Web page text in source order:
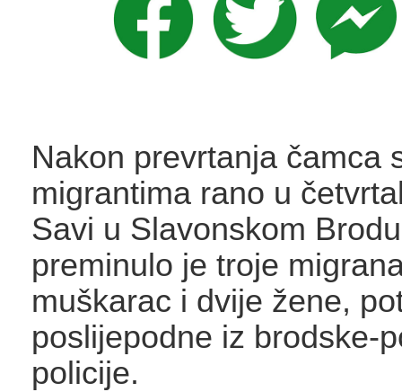
Nakon prevrtanja čamca
migrantima rano u
Savi u Slavonskom Brodu
preminulo je troje
muškarac i dvije žene,
poslijepodne iz brodske-
policije.